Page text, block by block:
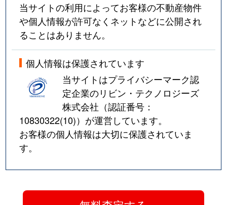
当サイトの利用によってお客様の不動産物件
や個人情報が許可なくネットなどに公開され
ることはありません。
個人情報は保護されています
当サイトはプライバシーマーク認
定企業のリビン・テクノロジーズ
株式会社（認証番号：
10830322(10)）が運営しています。
お客様の個人情報は大切に保護されていま
す。